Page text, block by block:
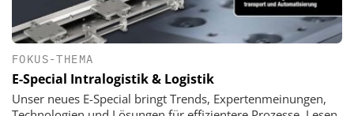
FOKUS-THEMA
E-Special Intralogistik & Logistik
Unser neues E-Special bringt Trends, Expertenmeinungen,